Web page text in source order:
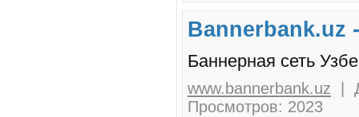
Bannerbank.uz
Баннерная сеть
www.bannerbank.uz |
Просмотров: 2023